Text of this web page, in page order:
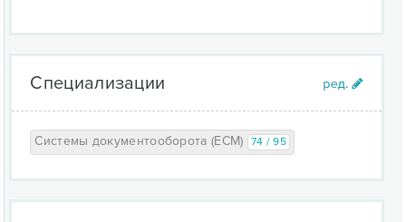
Специализации
Системы документооборота (ECM) 74 / 95